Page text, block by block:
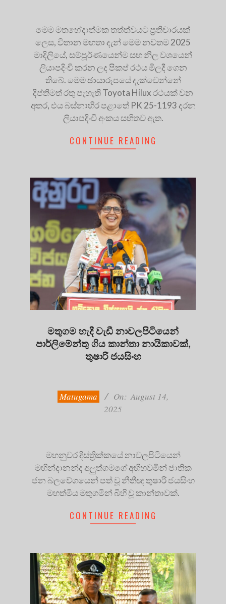
මෙම මතභේදාත්මක තත්ත්වයට ප්‍රතිචාරයක්
ලෙස, විතාන මහතා දැන් මෙම නවතම 2025
මාදිලියේ, සම්පූර්ණයෙන්ම සහ නිල වශයෙන්
ලියාපදිංචි කරන ලද පිකප් රථය මිලදී ගෙන
තිබේ. මෙම ඡායාරූපයේ දැක්වෙන්නේ
දීප්තිමත් රතු පැහැති Toyota Hilux රථයක් වන
අතර, එය බස්නාහිර පළාතේ PK 25-1193 දරන
ලියාපදිංචි අංකය සහිතව ඇත.
CONTINUE READING
මතුගම හැදී වැඩී නාවලපිටියෙන්
පාර්ලිමේන්තු ගිය කාන්තා නායිකාවක්,
තුෂාරි ජයසිංහ
Matugama On: August 14,
2025
මහනුවර දිස්ත්‍රික්කයේ නාවලපිටියෙන්
මහින්දානන්ද අලුත්ගමගේ අභිභවමින් ජාතික
ජන බලවේගයෙන් පත් වූ නීතීඥ තුෂාරි ජයසිංහ
මහත්මිය මතුගමින් බිහි වූ කාන්තාවක්.
CONTINUE READING